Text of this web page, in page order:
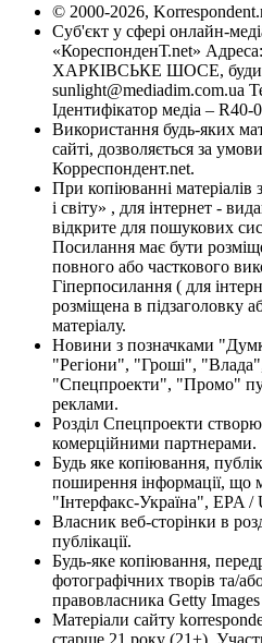
© 2000-2026,
Суб'єкт у сфері онлайн-
«КореспонденТ.net»
ХАРКІВСЬКЕ ШОСЕ,
sunlight@mediadim.com.ua
Ідентифікатор медіа – R40-
Використання будь-яких
сайті, дозволяється за
Корреспондент.net.
При копіюванні матеріалів
і світу» , для інтернет -
відкрите для пошукових
Посилання має бути
повного або часткового
Гіперпосилання ( для
розміщена в підзаголовку
матеріалу.
Новини з позначками
"Регіони", "Гроші",
"Спецпроекти", "Промо"
реклами.
Розділ Спецпроекти
комерційними партнерами.
Будь яке копіювання,
поширення інформації, що
"Інтерфакс-Україна", EPA /
Власник веб-сторінки в
публікації.
Будь-яке копіювання,
фотографічних творів та/
правовласника Getty
Матеріали сайту
старше 21 року (21+).